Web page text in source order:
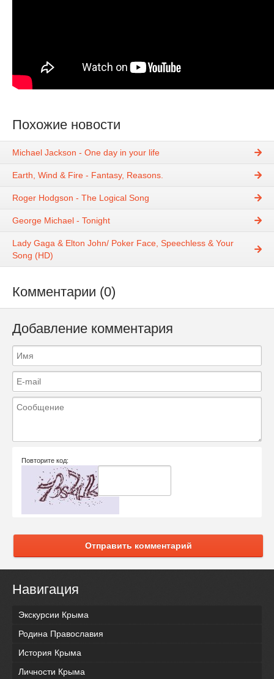
Похожие новости
Michael Jackson - One day in your life
Earth, Wind & Fire - Fantasy, Reasons.
Roger Hodgson - The Logical Song
George Michael - Tonight
Lady Gaga & Elton John/ Poker Face, Speechless & Your
Song (HD)
Комментарии (0)
Добавление комментария
Повторите код:
Отправить комментарий
Навигация
Экскурсии Крыма
Родина Православия
История Крыма
Личности Крыма